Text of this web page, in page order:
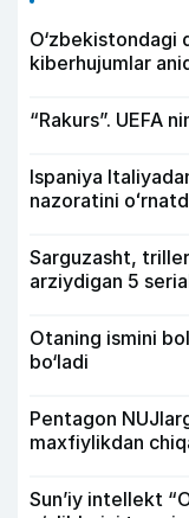
kiberhujumlar
“Rakurs”. UEFA
Ispaniya
nazoratini
Sarguzasht,
arziydigan 5
Otaning ismini
bo‘ladi
Pentagon
maxfiylikdan
Sun’iy intellekt